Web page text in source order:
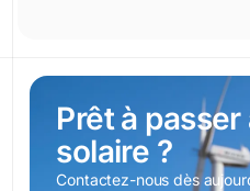
Prêt à passer
solaire ?
Contactez-nous dès